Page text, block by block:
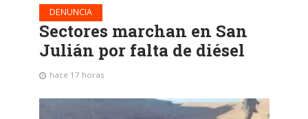
DENUNCIA
Sectores marchan en San
Julián por falta de diésel
hace 17 horas